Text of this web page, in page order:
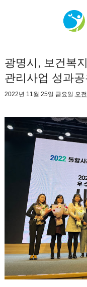
광명시, 보건복
관리사업 성과
2022년 11월 25일 금요일 오